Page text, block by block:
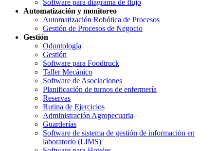
Software para diagrama de flujo
Automatización y monitoreo
Automatización Robótica de Procesos
Gestión de Procesos de Negocio
Gestión
Odontología
Gestión
Software para Foodtruck
Taller Mecánico
Software de Asociaciones
Planificación de turnos de enfermería
Reservas
Rutina de Ejercicios
Administración Agropecuaria
Guarderías
Software de sistema de gestión de información en
laboratorio (LIMS)